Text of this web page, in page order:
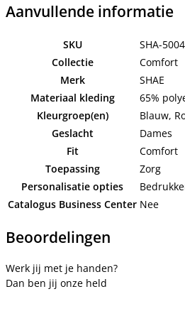
Aanvullende informatie
SKU
SHA-
Collectie
Comfort
Merk
SHAE
Materiaal kleding
65%
Kleurgroep(en)
Blauw,
Geslacht
Dames
Fit
Comfort
Toepassing
Zorg
Personalisatie opties
Catalogus Business Center Nee
Beoordelingen
Werk jij met je handen?
Dan ben jij onze held